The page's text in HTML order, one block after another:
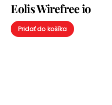
Eolis Wirefree io
Pridať do košíka